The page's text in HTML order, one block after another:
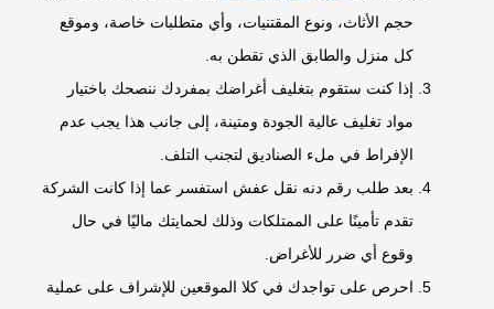
حجم الأثاث، ونوع المقتنيات، وأي متطلبات خاصة، وموقع
كل منزل والطابق الذي تقطن به.
إذا كنت ستقوم بتغليف أغراضك بمفردك ننصحك باختيار
مواد تغليف عالية الجودة ومتينة، إلى جانب هذا يجب عدم
الإفراط في ملء الصناديق لتجنب التلف.
بعد طلبرقم دنه نقل عفشاستفسر عما إذا كانت الشركة
تقدم تأمينًا على الممتلكات وذلك لحمايتك ماليًا في حال
وقوع أي ضرر للأغراض.
احرص على تواجدك في كلا الموقعين للإشراف على عملية